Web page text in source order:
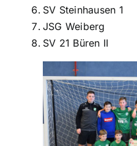
SV Steinhausen 1
JSG Weiberg
SV 21 Büren II